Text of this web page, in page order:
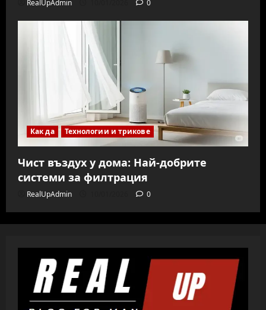
RealUpAdmin 0
Как да Технологии и трикове
Чист въздух у дома: Най-добрите
системи за филтрация
RealUpAdmin 0